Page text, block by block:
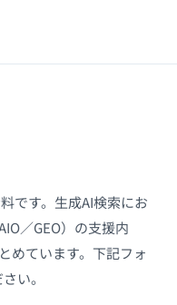
です。生成AI検索にお
／GEO）の支援内
めています。下記フォ
い。